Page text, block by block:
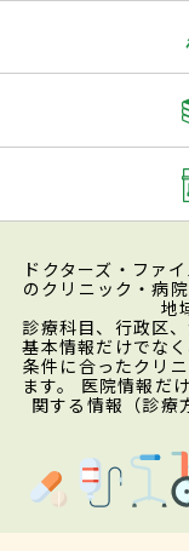
ドクターズ・ファ
のクリニック・病
地
診療科目、行政区
基本情報だけでな
条件に合ったクリ
ます。 医院情報だ
関する情報（診療